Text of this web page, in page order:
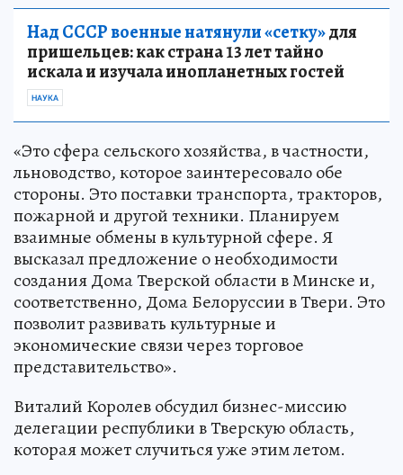
Над СССР военные натянули «сетку»для
пришельцев: как страна 13 лет тайно
искала и изучала инопланетных гостей
НАУКА
«Это сфера сельского хозяйства, в частности,
льноводство, которое заинтересовало обе
стороны. Это поставки транспорта, тракторов,
пожарной и другой техники. Планируем
взаимные обмены в культурной сфере. Я
высказал предложение о необходимости
создания Дома Тверской области в Минске и,
соответственно, Дома Белоруссии в Твери. Это
позволит развивать культурные и
экономические связи через торговое
представительство».
Виталий Королев обсудил бизнес-миссию
делегации республики в Тверскую область,
которая может случиться уже этим летом.